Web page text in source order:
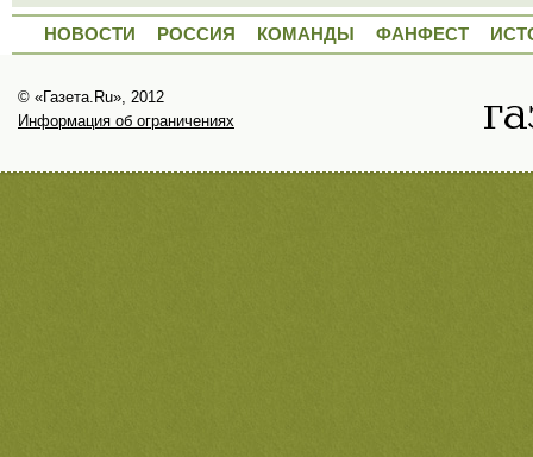
НОВОСТИ РОССИЯ КОМАНДЫ ФАНФЕСТ
© «Газета.Ru», 2012
Информация об ограничениях